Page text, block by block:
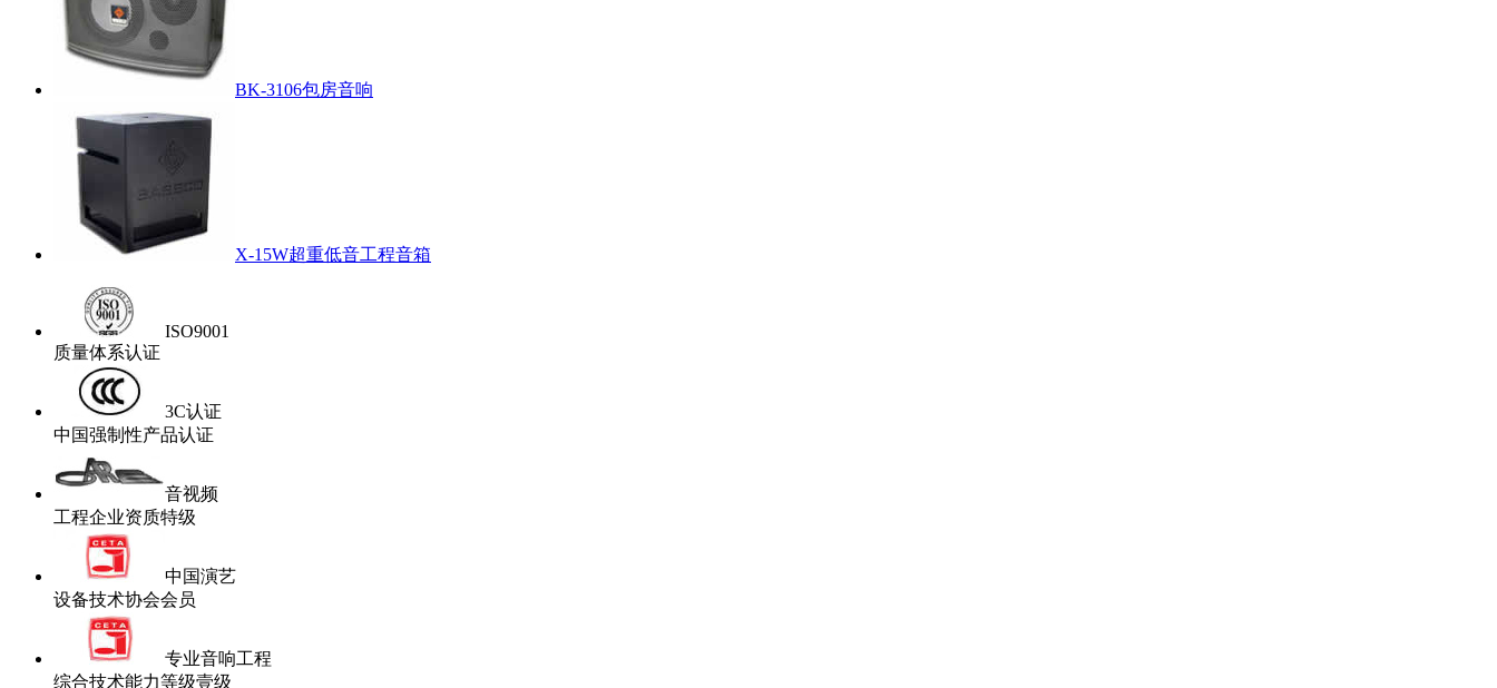
BK-3106包房音响
X-15W超重低音工程音箱
ISO9001
质量体系认证
3C认证
中国强制性产品认证
音视频
工程企业资质特级
中国演艺
设备技术协会会员
专业音响工程
综合技术能力等级壹级